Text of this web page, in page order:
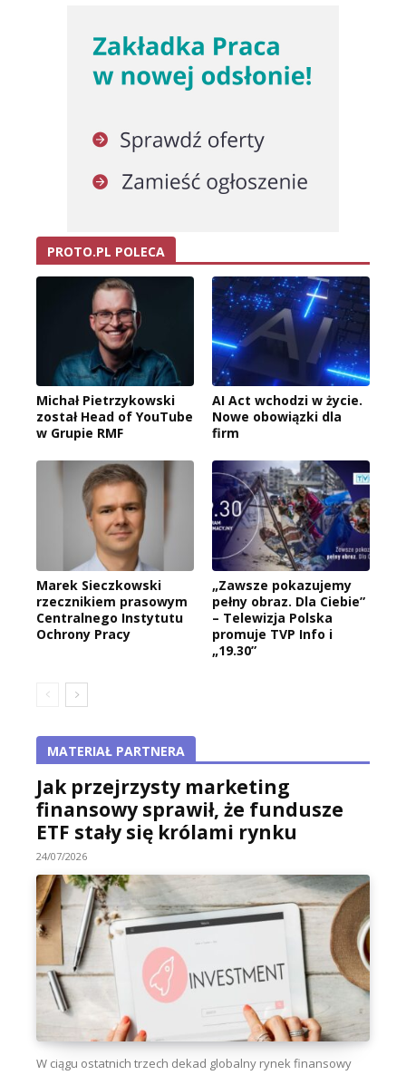
PROTO.PL POLECA
Michał Pietrzykowski
został Head of YouTube
w Grupie RMF
AI Act wchodzi w życie.
Nowe obowiązki dla
firm
Marek Sieczkowski
rzecznikiem prasowym
Centralnego Instytutu
Ochrony Pracy
„Zawsze pokazujemy
pełny obraz. Dla Ciebie”
– Telewizja Polska
promuje TVP Info i
„19.30”
MATERIAŁ PARTNERA
Jak przejrzysty marketing
finansowy sprawił, że fundusze
ETF stały się królami rynku
24/07/2026
W ciągu ostatnich trzech dekad globalny rynek finansowy